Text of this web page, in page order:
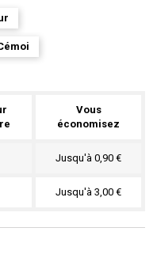
Vous
économisez
Jusqu'à 0,90 €
Jusqu'à 3,00 €